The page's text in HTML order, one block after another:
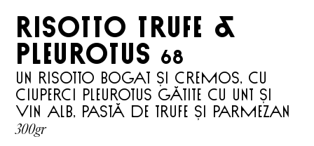
risotto TRUFE &
PLEUROTUS 68
UN RISOTTO BOGAT ȘI CREMOS, CU
CIUPERCI PLEUROTUS GĂTITE CU UNT ȘI
VIN ALB, PASTĂ DE TRUFE ȘI PARMEZAN
300gr